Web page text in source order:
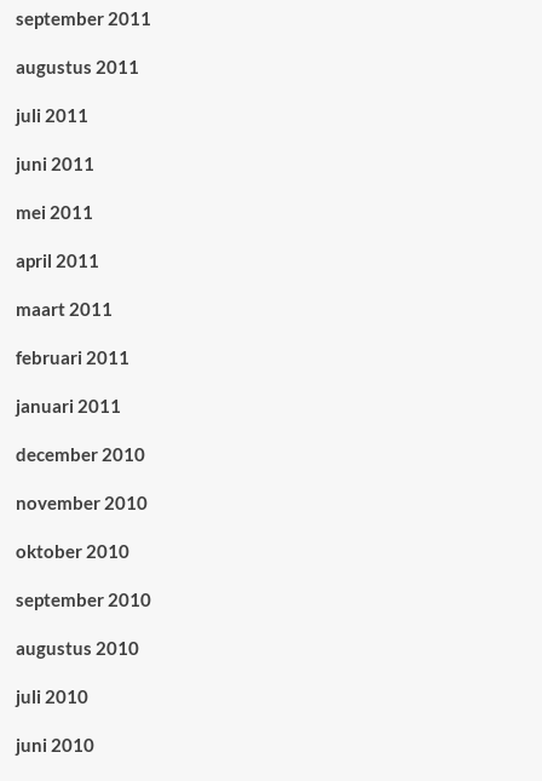
september 2011
augustus 2011
juli 2011
juni 2011
mei 2011
april 2011
maart 2011
februari 2011
januari 2011
december 2010
november 2010
oktober 2010
september 2010
augustus 2010
juli 2010
juni 2010